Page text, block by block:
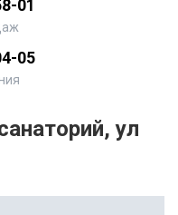
01
05
ул